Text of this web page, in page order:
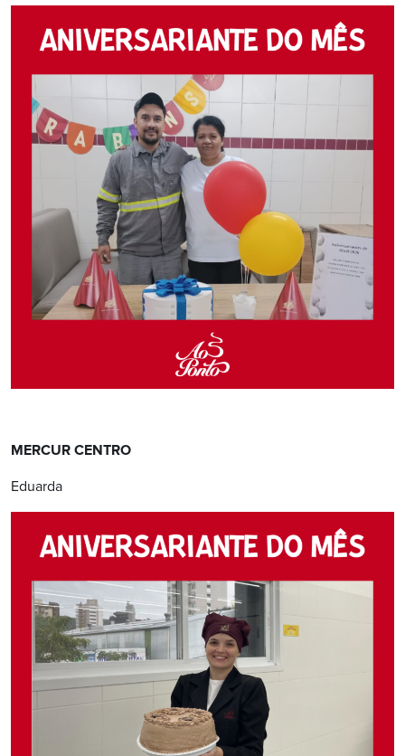
MERCUR CENTRO
Eduarda